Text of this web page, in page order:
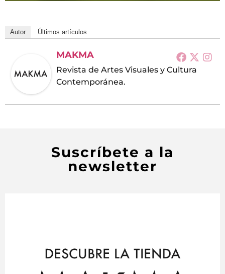
Autor Últimos artículos
MAKMA
Revista de Artes Visuales y Cultura
Contemporánea.
Suscríbete a la
newsletter